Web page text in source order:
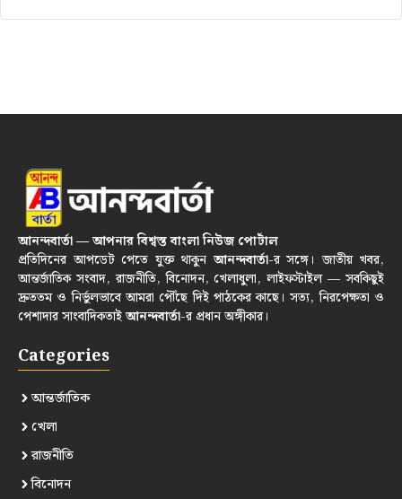
আনন্দবার্তা — আপনার বিশ্বস্ত বাংলা নিউজ পোর্টাল
প্রতিদিনের আপডেট পেতে যুক্ত থাকুনআনন্দবার্তা-র সঙ্গে। জাতীয় খবর,
আন্তর্জাতিক সংবাদ, রাজনীতি, বিনোদন, খেলাধুলা, লাইফস্টাইল — সবকিছুই
দ্রুততম ও নির্ভুলভাবে আমরা পৌঁছে দিই পাঠকের কাছে। সত্য, নিরপেক্ষতা ও
পেশাদার সাংবাদিকতাইআনন্দবার্তা-র প্রধান অঙ্গীকার।
Categories
আন্তর্জাতিক
খেলা
রাজনীতি
বিনোদন